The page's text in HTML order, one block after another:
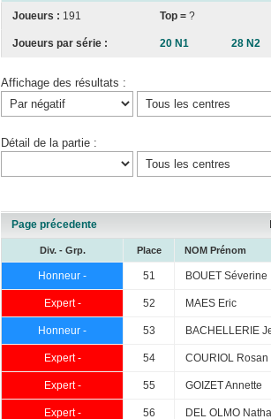
Joueurs : 191 Top = ?
Joueurs par série : 20 N1 28 N2
Affichage des résultats :
Détail de la partie :
Page précedente
Div. - Grp. Place NOM Prénom
Honneur - 51 BOUET Séverine
Expert - 52 MAES Eric
Honneur - 53 BACHELLERIE
Expert - 54 COURIOL Rosan
Expert - 55 GOIZET Annette
Expert - 56 DEL OLMO